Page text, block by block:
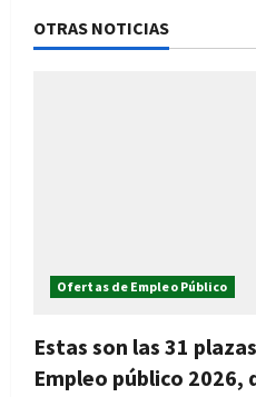
OTRAS NOTICIAS
Ofertas de Empleo Público
Estas son las 31
Empleo público